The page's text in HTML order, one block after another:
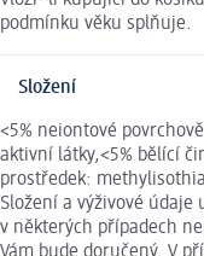
podmínku věku splňuje.
Složení
<5% neiontové
aktivní látky,<5% bělící
prostředek:
Složení a výživové údaje
v některých případech